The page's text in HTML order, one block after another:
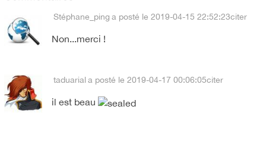
Stéphane_ping a posté le 2019-04-15 22:52:23citer
Non...merci !
taduarial a posté le 2019-04-17 00:06:05citer
il est beau